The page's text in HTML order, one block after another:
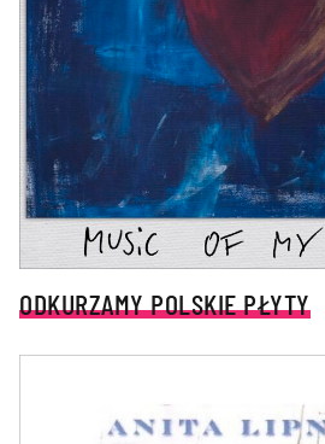
ODKURZAMY POLSKIE PŁYTY